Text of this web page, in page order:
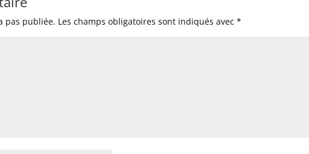
pas publiée. Les champs obligatoires sont indiqués avec*